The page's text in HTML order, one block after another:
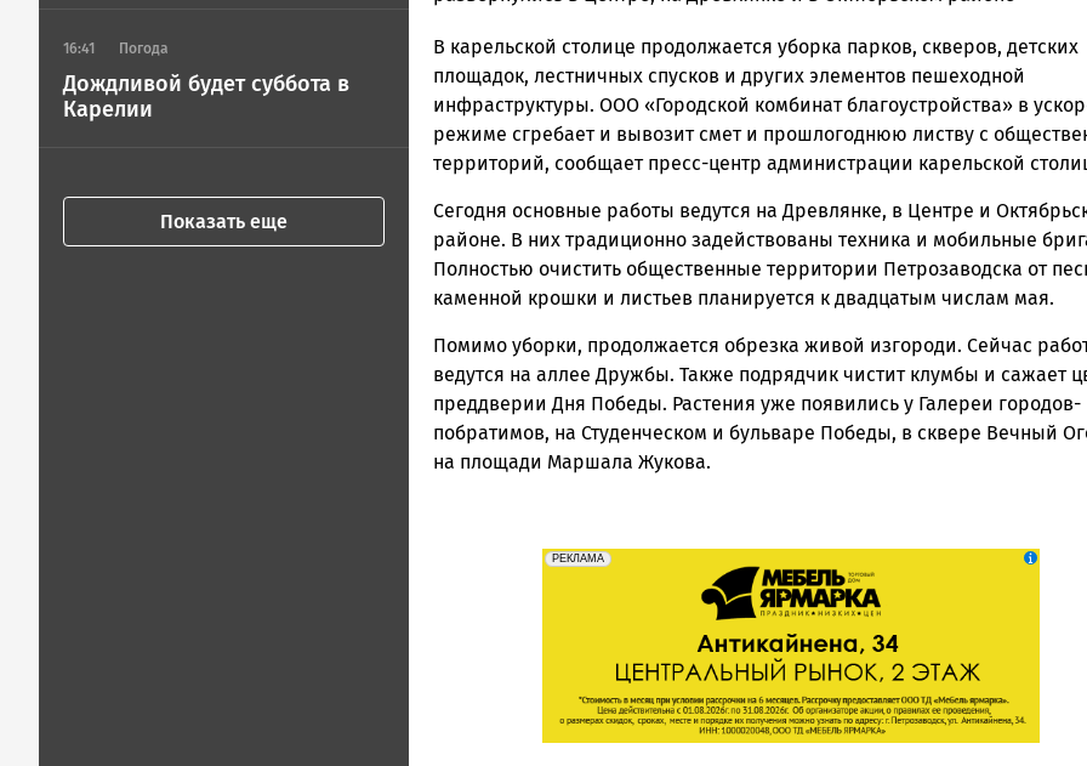
16:41 Погода
Дождливой будет суббота в
Карелии
Показать еще
Петрозаводска
и
Карелии
|
Петрозаводск
ГОВОРИТ
В карельской столице продолжается уборка парков, скверов, детских
площадок, лестничных спусков и других элементов пешеходной
инфраструктуры. ООО «Городской комбинат благоустройства» в
режиме сгребает и вывозит смет и прошлогоднюю листву с
территорий, сообщает пресс-центр администрации карельской
Сегодня основные работы ведутся на Древлянке, в Центре и
районе. В них традиционно задействованы техника и мобильные
Полностью очистить общественные территории Петрозаводска от
каменной крошки и листьев планируется к двадцатым числам мая.
Помимо уборки, продолжается обрезка живой изгороди. Сейчас
ведутся на аллее Дружбы. Также подрядчик чистит клумбы и сажает
преддверии Дня Победы. Растения уже появились у Галереи городов-
побратимов, на Студенческом и бульваре Победы, в сквере Вечный
на площади Маршала Жукова.
erid: 2SDnjeFymr3
РЕКЛАМА
Реклама